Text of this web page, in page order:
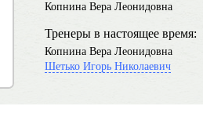
Копнина Вера Леонидовна
Тренеры в настоящее время:
Копнина Вера Леонидовна
Шетько Игорь Николаевич